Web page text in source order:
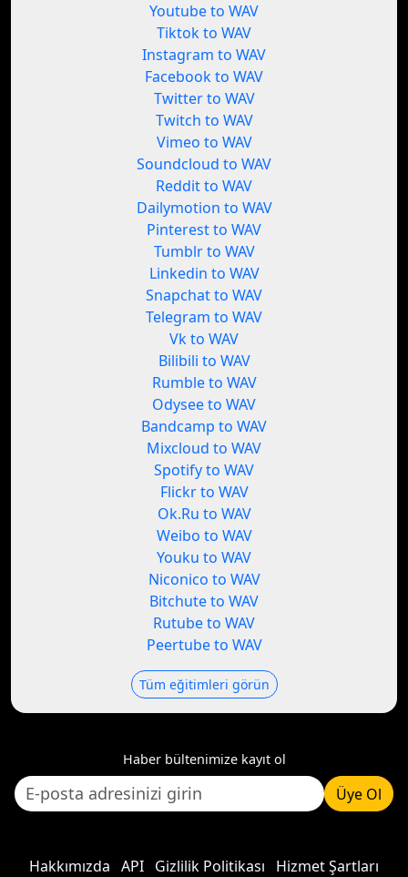
Youtube to WAV
Tiktok to WAV
Instagram to WAV
Facebook to WAV
Twitter to WAV
Twitch to WAV
Vimeo to WAV
Soundcloud to WAV
Reddit to WAV
Dailymotion to WAV
Pinterest to WAV
Tumblr to WAV
Linkedin to WAV
Snapchat to WAV
Telegram to WAV
Vk to WAV
Bilibili to WAV
Rumble to WAV
Odysee to WAV
Bandcamp to WAV
Mixcloud to WAV
Spotify to WAV
Flickr to WAV
Ok.Ru to WAV
Weibo to WAV
Youku to WAV
Niconico to WAV
Bitchute to WAV
Rutube to WAV
Peertube to WAV
Tüm eğitimleri görün
Haber bültenimize kayıt ol
Üye Ol
Hakkımızda API Gizlilik Politikası Hizmet Şartları